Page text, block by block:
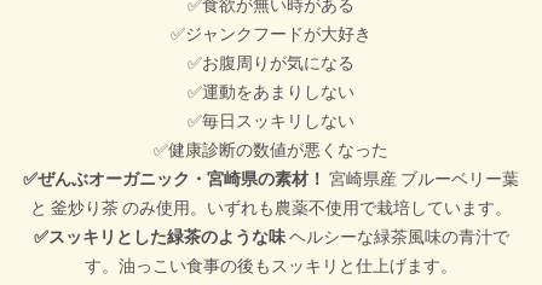
✅食欲が無い時がある
✅ジャンクフードが大好き
✅お腹周りが気になる
✅運動をあまりしない
✅毎日スッキリしない
✅健康診断の数値が悪くなった
✅ぜんぶオーガニック・宮崎県の素材！ 宮崎県産 ブルーベリー葉
と 釜炒り茶 のみ使用。いずれも農薬不使用で栽培しています。
✅スッキリとした緑茶のような味ヘルシーな緑茶風味の青汁で
す。油っこい食事の後もスッキリと仕上げます。